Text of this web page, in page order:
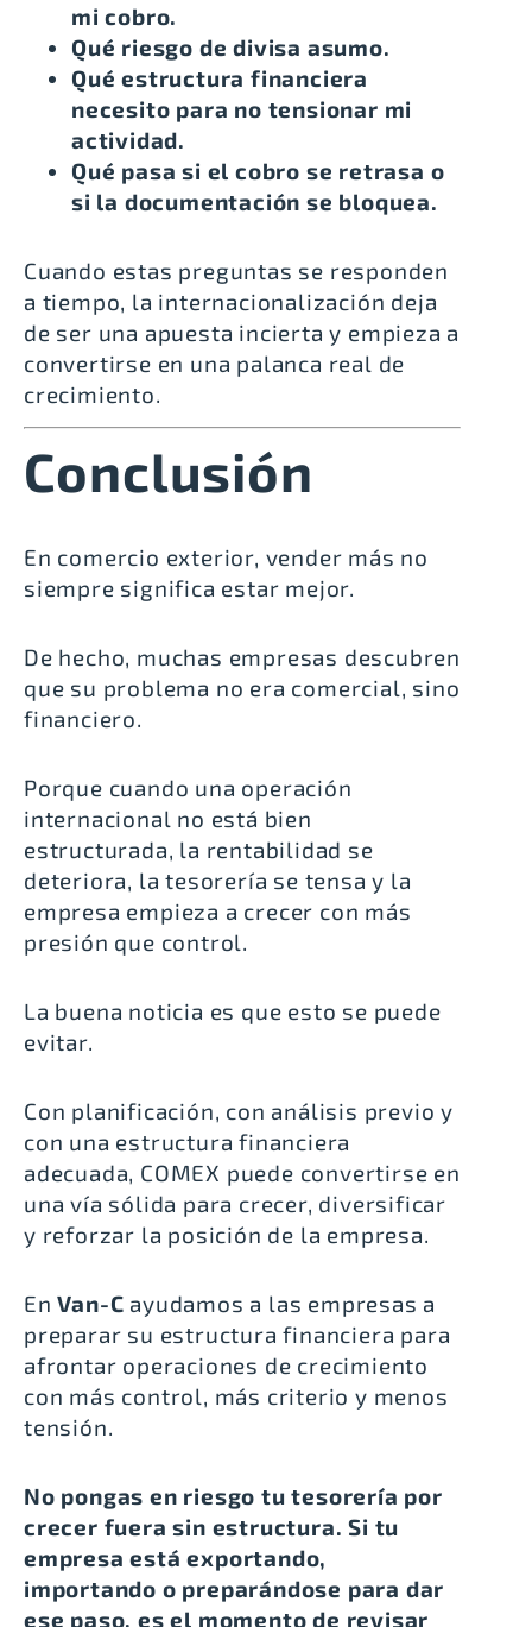
mi cobro.
Qué riesgo de divisa asumo.
Qué estructura financiera
necesito para no tensionar mi
actividad.
Qué pasa si el cobro se retrasa o
si la documentación se bloquea.
Cuando estas preguntas se responden
a tiempo, la internacionalización deja
de ser una apuesta incierta y empieza a
convertirse en una palanca real de
crecimiento.
Conclusión
En comercio exterior, vender más no
siempre significa estar mejor.
De hecho, muchas empresas descubren
que su problema no era comercial, sino
financiero.
Porque cuando una operación
internacional no está bien
estructurada, la rentabilidad se
deteriora, la tesorería se tensa y la
empresa empieza a crecer con más
presión que control.
La buena noticia es que esto se puede
evitar.
Con planificación, con análisis previo y
con una estructura financiera
adecuada, COMEX puede convertirse en
una vía sólida para crecer, diversificar
y reforzar la posición de la empresa.
EnVan-C ayudamos a las empresas a
preparar su estructura financiera para
afrontar operaciones de crecimiento
con más control, más criterio y menos
tensión.
No pongas en riesgo tu tesorería por
crecer fuera sin estructura.Si tu
empresa está exportando,
importando o preparándose para dar
ese paso, es el momento de revisar